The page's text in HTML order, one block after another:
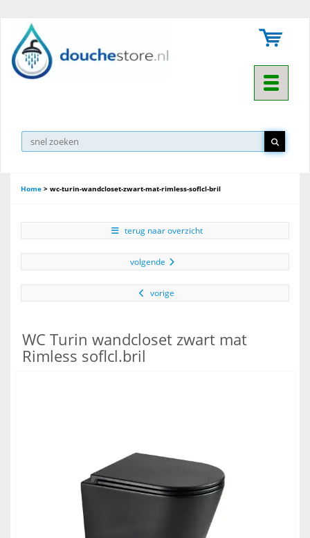
Toggle
Home > wc-turin-wandcloset-zwart-mat-rimless-soflcl-bril
terug naar overzicht
volgende
vorige
WC Turin wandcloset zwart mat
Rimless soflcl.bril